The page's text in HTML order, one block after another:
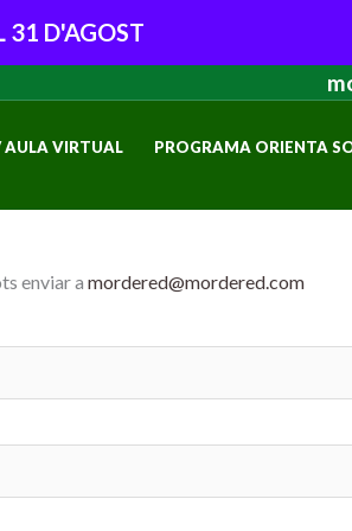
31 D'AGOST
AULA VIRTUAL PROGRAMA ORIENTA
enviar a mordered@mordered.com